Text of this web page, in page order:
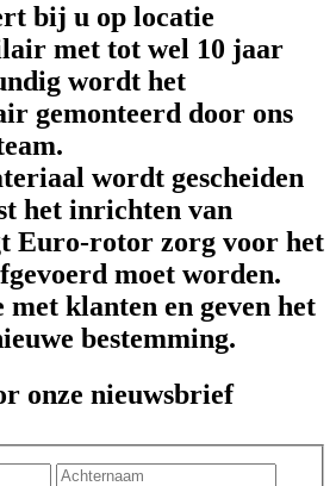
bij u op locatie
met tot wel 10 jaar
wordt het
gemonteerd door ons
wordt gescheiden
het inrichten van
Euro-rotor zorg voor het
moet worden.
met klanten en geven het
bestemming.
onze nieuwsbrief
Voornaam